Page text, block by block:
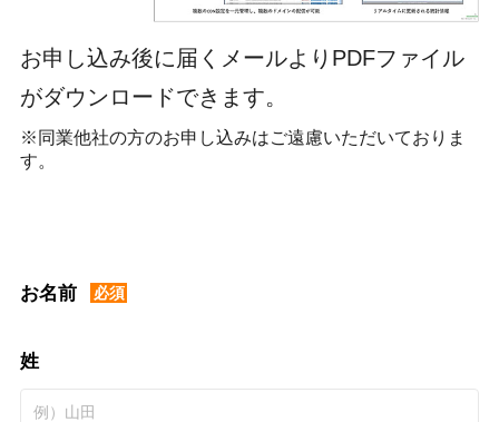
お申し込み後に届くメールよりPDFファイル
がダウンロードできます。
※同業他社の方のお申し込みはご遠慮いただいておりま
す。
お名前 必須
姓